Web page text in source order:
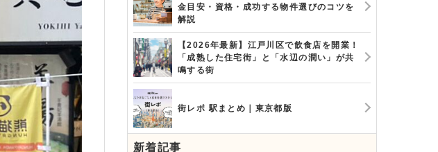
金目安・資格・成功する物件選びのコツを
解説
【2026年最新】江戸川区で飲食店を開業！
「成熟した住宅街」と「水辺の潤い」が共
鳴する街
街レポ 駅まとめ｜東京都版
新着記事